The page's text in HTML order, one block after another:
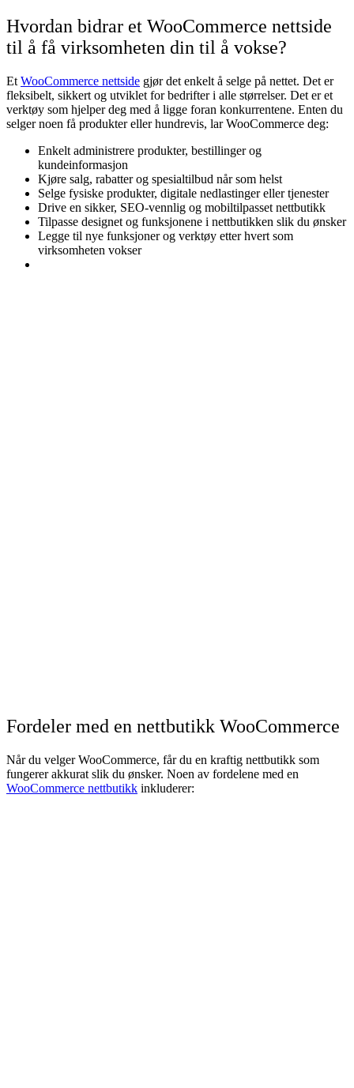
Hvordan bidrar et WooCommerce nettside
til å få virksomheten din til å vokse?
Et WooCommerce nettside gjør det enkelt å selge på nettet. Det er
fleksibelt, sikkert og utviklet for bedrifter i alle størrelser. Det er et
verktøy som hjelper deg med å ligge foran konkurrentene. Enten du
selger noen få produkter eller hundrevis, lar WooCommerce deg:
Enkelt administrere produkter, bestillinger og
kundeinformasjon
Kjøre salg, rabatter og spesialtilbud når som helst
Selge fysiske produkter, digitale nedlastinger eller tjenester
Drive en sikker, SEO-vennlig og mobiltilpasset nettbutikk
Tilpasse designet og funksjonene i nettbutikken slik du ønsker
Legge til nye funksjoner og verktøy etter hvert som
virksomheten vokser
Fordeler med en nettbutikk WooCommerce
Når du velger WooCommerce, får du en kraftig nettbutikk som
fungerer akkurat slik du ønsker. Noen av fordelene med en
WooCommerce nettbutikk inkluderer: